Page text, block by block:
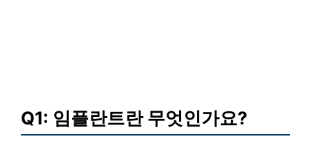
Q1: 임플란트란 무엇인가요?